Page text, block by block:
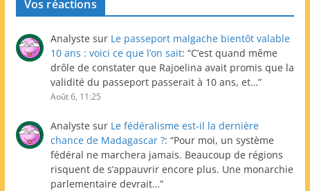
Vos réactions
Analyste sur Le passeport malgache bientôt valable
10 ans : voici ce que l’on sait: “C’est quand même
drôle de constater que Rajoelina avait promis que la
validité du passeport passerait à 10 ans, et…”
Août 6, 11:25
Analyste sur Le fédéralisme est-il la dernière
chance de Madagascar ?: “Pour moi, un système
fédéral ne marchera jamais. Beaucoup de régions
risquent de s’appauvrir encore plus. Une monarchie
parlementaire devrait…”